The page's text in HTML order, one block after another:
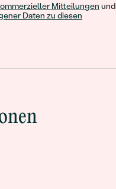
Mitteilungen und
Daten zu diesen